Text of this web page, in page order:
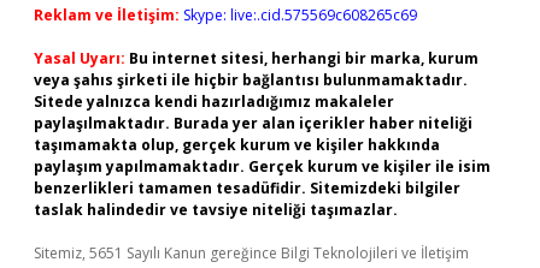
Reklam ve İletişim: Skype: live:.cid.575569c608265c69
Yasal Uyarı: Bu internet sitesi, herhangi bir marka, kurum
veya şahıs şirketi ile hiçbir bağlantısı bulunmamaktadır.
Sitede yalnızca kendi hazırladığımız makaleler
paylaşılmaktadır. Burada yer alan içerikler haber niteliği
taşımamakta olup, gerçek kurum ve kişiler hakkında
paylaşım yapılmamaktadır. Gerçek kurum ve kişiler ile isim
benzerlikleri tamamen tesadüfidir. Sitemizdeki bilgiler
taslak halindedir ve tavsiye niteliği taşımazlar.
Sitemiz, 5651 Sayılı Kanun gereğince Bilgi Teknolojileri ve İletişim